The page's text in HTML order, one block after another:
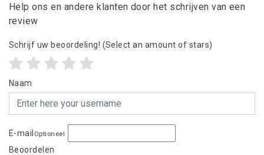
Help ons en andere klanten door het schrijven van een
review
Schrijf uw beoordeling! (Select an amount of stars)
Naam
E-mail Optioneel
Beoordelen